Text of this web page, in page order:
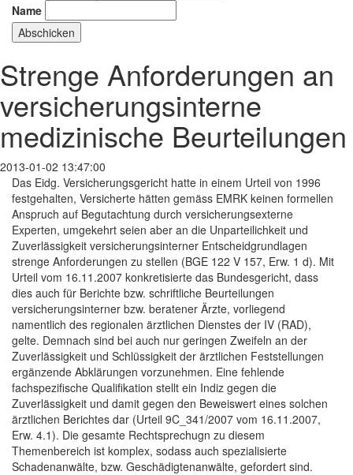
Name
Strenge Anforderungen an
versicherungsinterne
medizinische Beurteilungen
2013-01-02 13:47:00
Das Eidg. Versicherungsgericht hatte in einem Urteil von 1996
festgehalten, Versicherte hätten gemäss EMRK keinen formellen
Anspruch auf Begutachtung durch versicherungsexterne
Experten, umgekehrt seien aber an die Unparteilichkeit und
Zuverlässigkeit versicherungsinterner Entscheidgrundlagen
strenge Anforderungen zu stellen (BGE 122 V 157, Erw. 1 d). Mit
Urteil vom 16.11.2007 konkretisierte das Bundesgericht, dass
dies auch für Berichte bzw. schriftliche Beurteilungen
versicherungsinterner bzw. beratener Ärzte, vorliegend
namentlich des regionalen ärztlichen Dienstes der IV (RAD),
gelte. Demnach sind bei auch nur geringen Zweifeln an der
Zuverlässigkeit und Schlüssigkeit der ärztlichen Feststellungen
ergänzende Abklärungen vorzunehmen. Eine fehlende
fachspezifische Qualifikation stellt ein Indiz gegen die
Zuverlässigkeit und damit gegen den Beweiswert eines solchen
ärztlichen Berichtes dar (Urteil 9C_341/2007 vom 16.11.2007,
Erw. 4.1). Die gesamte Rechtsprechugn zu diesem
Themenbereich ist komplex, sodass auch spezialisierte
Schadenanwälte, bzw. Geschädigtenanwälte, gefordert sind.